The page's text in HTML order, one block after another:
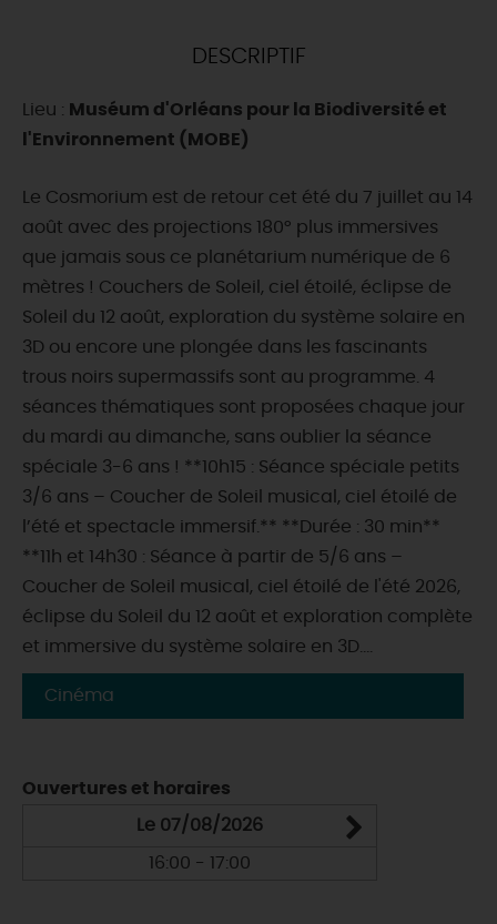
DEMAIN
CE WEEK-END
CETTE SEMAINE
TOUT L'AGENDA
DESCRIPTIF
Lieu : Muséum d'Orléans pour la Biodiversité et
l'Environnement (MOBE)
Le Cosmorium est de retour cet été du 7 juillet au 14
août avec des projections 180° plus immersives
que jamais sous ce planétarium numérique de 6
mètres ! Couchers de Soleil, ciel étoilé, éclipse de
Soleil du 12 août, exploration du système solaire en
3D ou encore une plongée dans les fascinants
trous noirs supermassifs sont au programme. 4
séances thématiques sont proposées chaque jour
du mardi au dimanche, sans oublier la séance
spéciale 3-6 ans ! **10h15 : Séance spéciale petits
3/6 ans – Coucher de Soleil musical, ciel étoilé de
l’été et spectacle immersif.** **Durée : 30 min**
**11h et 14h30 : Séance à partir de 5/6 ans –
Coucher de Soleil musical, ciel étoilé de l'été 2026,
éclipse du Soleil du 12 août et exploration complète
et immersive du système solaire en 3D....
Cinéma
Ouvertures et horaires
Le 07/08/2026
16:00 - 17:00